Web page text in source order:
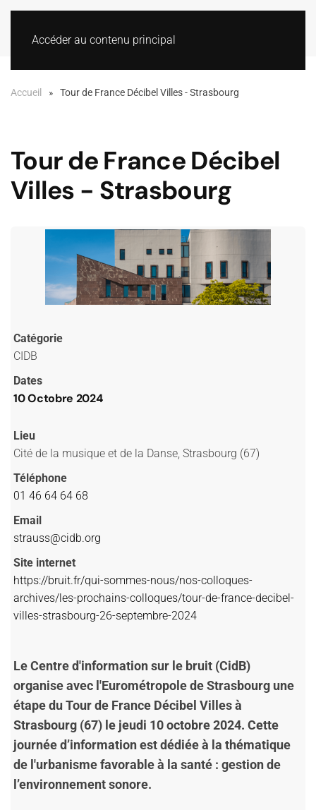
Accéder au contenu principal
Accueil Tour de France Décibel Villes - Strasbourg
Tour de France Décibel
Villes - Strasbourg
Catégorie
CIDB
Dates
10 Octobre 2024
Lieu
Cité de la musique et de la Danse, Strasbourg (67)
Téléphone
01 46 64 64 68
Email
strauss@cidb.org
Site internet
https://bruit.fr/qui-sommes-nous/nos-colloques-
archives/les-prochains-colloques/tour-de-france-decibel-
villes-strasbourg-26-septembre-2024
Le Centre d'information sur le bruit (CidB)
organise avec l'Eurométropole de Strasbourg une
étape du Tour de France Décibel Villes à
Strasbourg (67) le jeudi 10 octobre 2024. Cette
journée d’information est dédiée à la thématique
de l'urbanisme favorable à la santé : gestion de
l’environnement sonore.